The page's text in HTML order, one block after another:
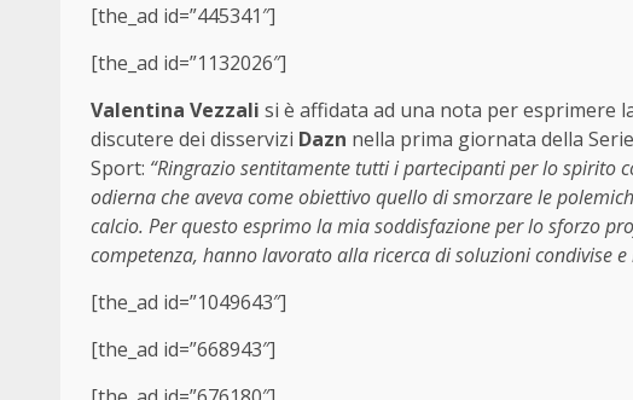
[the_ad id=”445341″]
[the_ad id=”1132026″]
Valentina Vezzali si è affidata ad una nota per esprimere
discutere dei disservizi Dazn nella prima giornata della
Sport: “Ringrazio sentitamente tutti i partecipanti per lo spirito
odierna che aveva come obiettivo quello di smorzare le
calcio. Per questo esprimo la mia soddisfazione per lo sforzo
competenza, hanno lavorato alla ricerca di soluzioni condivise e
[the_ad id=”1049643″]
[the_ad id=”668943″]